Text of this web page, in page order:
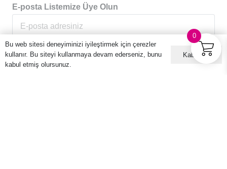
E-posta Listemize Üye Olun
0
Bu web sitesi deneyiminizi iyileştirmek için çerezler
kullanır. Bu siteyi kullanmaya devam ederseniz, bunu
kabul etmiş olursunuz.
Kabul ET